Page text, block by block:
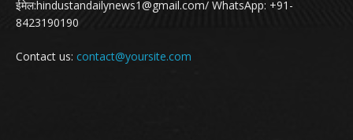
ईमेल:hindustandailynews1@gmail.com/ WhatsApp: +91-
8423190190
Contact us: contact@yoursite.com